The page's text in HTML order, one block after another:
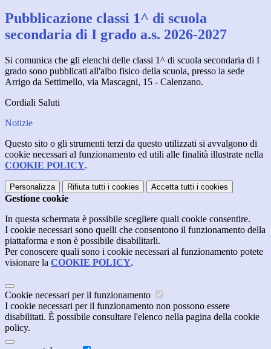
Pubblicazione classi 1^ di scuola
secondaria di I grado a.s. 2026-2027
Si comunica che gli elenchi delle classi 1^ di scuola secondaria di I
grado sono pubblicati all'albo fisico della scuola, presso la sede
Arrigo da Settimello, via Mascagni, 15 - Calenzano.
Cordiali Saluti
Notizie
Questo sito o gli strumenti terzi da questo utilizzati si avvalgono di
cookie necessari al funzionamento ed utili alle finalità illustrate nella
COOKIE POLICY.
Personalizza Rifiuta tutti i cookies Accetta tutti i cookies
Gestione cookie
In questa schermata è possibile scegliere quali cookie consentire.
I cookie necessari sono quelli che consentono il funzionamento della
piattaforma e non è possibile disabilitarli.
Per conoscere quali sono i cookie necessari al funzionamento potete
visionare la COOKIE POLICY.
Cookie necessari per il funzionamento
I cookie necessari per il funzionamento non possono essere
disabilitati. È possibile consultare l'elenco nella pagina della cookie
policy.